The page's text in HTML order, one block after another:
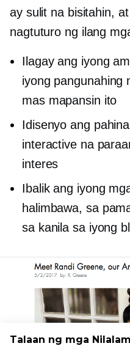
ay sulit na bisitahin,
nagtuturo ng ilang
Ilagay ang iyong
iyong pangunahing
mas mapansin ito
Idisenyo ang
interactive na
interes
Ibalik ang iyong
halimbawa, sa
sa kanila sa iyong
Talaan ng mga